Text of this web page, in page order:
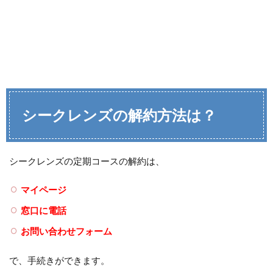
シークレンズの解約方法は？
シークレンズの定期コースの解約は、
マイページ
窓口に電話
お問い合わせフォーム
で、手続きができます。